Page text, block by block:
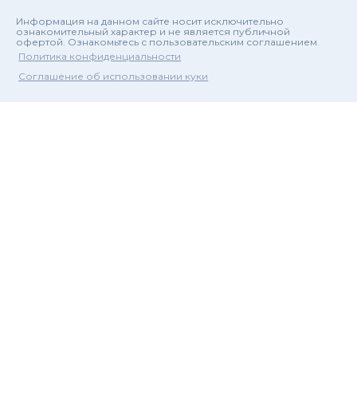
Информация на данном сайте носит исключительно
ознакомительный характер и не является публичной
офертой. Ознакомьтесь с пользовательским соглашением.
Политика конфиденциальности
Соглашение об использовании куки